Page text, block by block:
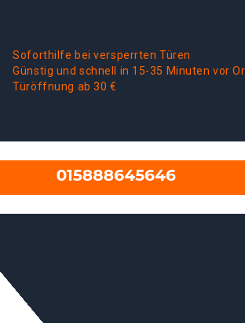
Soforthilfe bei versperrten Türen
Günstig und schnell in 15-35 Minuten vor
Türöffnung ab 30 €